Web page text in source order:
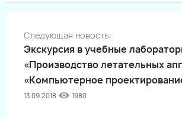
Следующая новость:
Экскурсия в учебные
«Производство летательных
«Компьютерное
13.09.2018 1980